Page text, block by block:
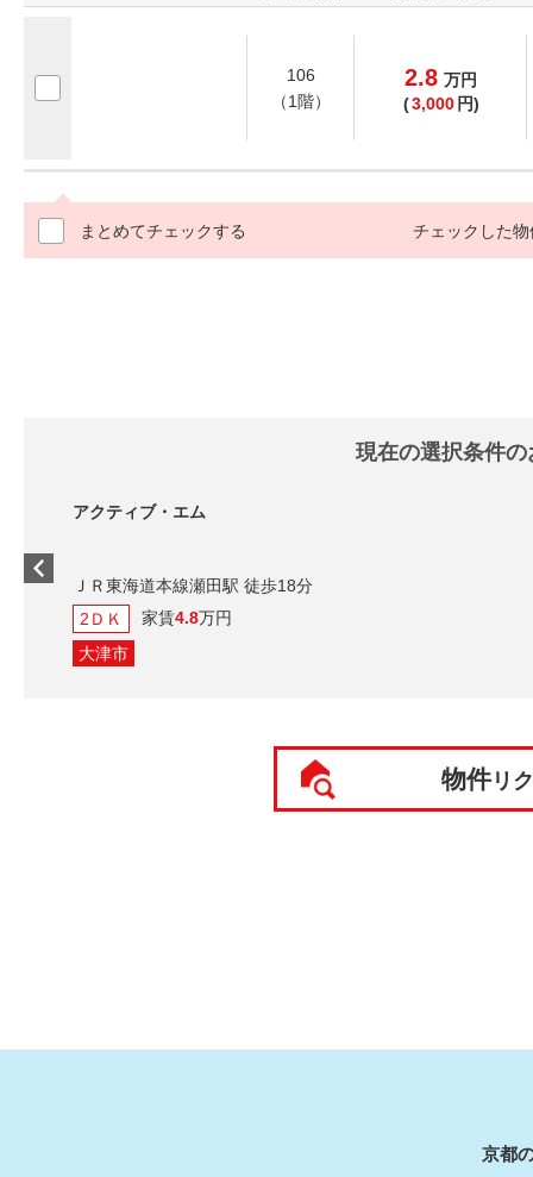
106
（1階）
2.8 万円
(3,000 円)
まとめてチェックする チェックした物
現在の選択条件
アクティブ・エム
ＪＲ東海道本線瀬田駅 徒歩18分
2ＤＫ
家賃4.8万円
大津市
物件リ
京都